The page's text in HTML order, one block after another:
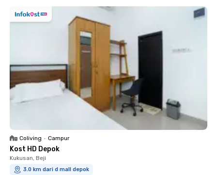
Coliving • Campur
Kost HD Depok
Kukusan, Beji
3.0 km dari d mall depok